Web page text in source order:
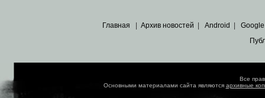
Главная Архив новостей Android Google
Все
Основными материалами сайта являются архивные